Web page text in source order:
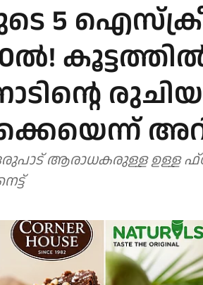
5
ആരാധകരുള്ള ഉള്ള